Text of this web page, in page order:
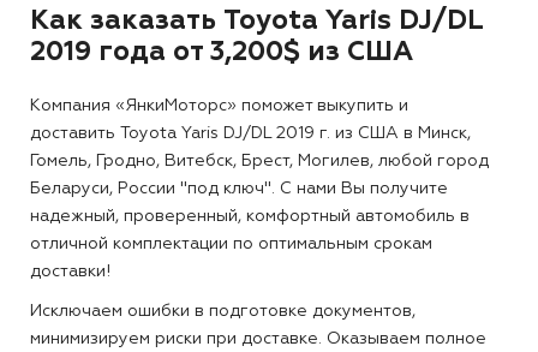
Как заказать Toyota Yaris DJ/DL
2019 года от 3,200$ из США
Компания «ЯнкиМоторс» поможет выкупить и
доставить Toyota Yaris DJ/DL 2019 г. из США в Минск,
Гомель, Гродно, Витебск, Брест, Могилев, любой город
Беларуси, России "под ключ". С нами Вы получите
надежный, проверенный, комфортный автомобиль в
отличной комплектации по оптимальным срокам
доставки!
Исключаем ошибки в подготовке документов,
минимизируем риски при доставке. Оказываем полное